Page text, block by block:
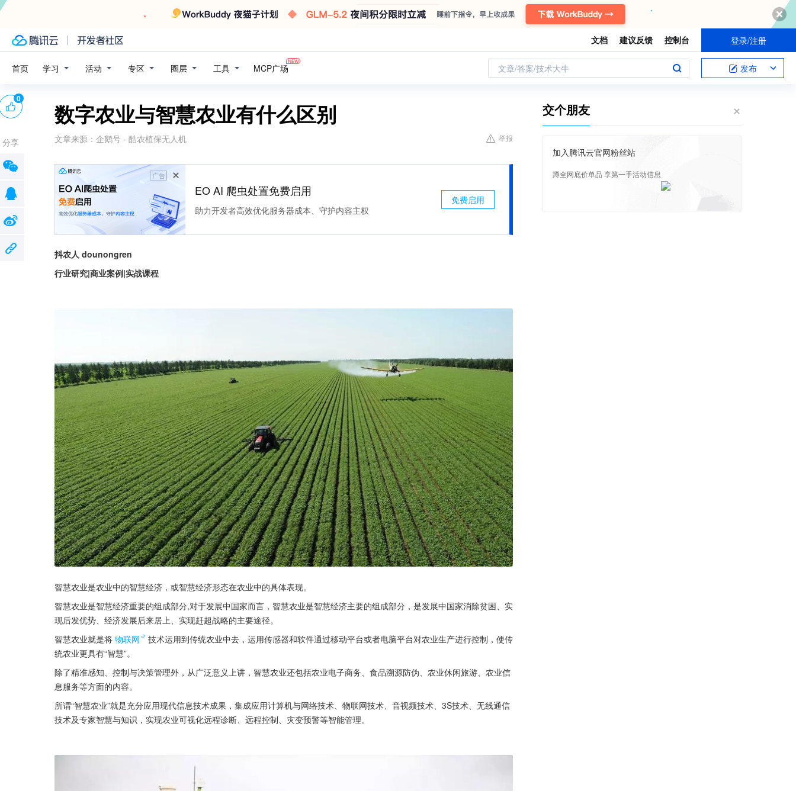
文档 建议反馈 控制台 登录/注册
首页 学习 活动 专区 圈层 工具 MCP广场 文章/答案/技术大牛 发布
数字农业与智慧农业有什么区别
文章来源： 企鹅号 - 酷农植保无人机 举报
广告
EO AI 爬虫处置免费启用
助力开发者高效优化服务器成本、守护内容主权
免费启用
抖农人 dounongren
行业研究|商业案例|实战课程
智慧农业是农业中的智慧经济，或智慧经济形态在农业中的具体表现。
智慧农业是智慧经济重要的组成部分,对于发展中国家而言，智慧农业是智慧经济主要的组成部分，是发展中国家消除贫困、实
现后发优势、经济发展后来居上、实现赶超战略的主要途径。
智慧农业就是将 物联网
技术运用到传统农业中去，运用传感器和软件通过移动平台或者电脑平台对农业生产进行控制，使传
统农业更具有“智慧”。
除了精准感知、控制与决策管理外，从广泛意义上讲，智慧农业还包括农业电子商务、食品溯源防伪、农业休闲旅游、农业信
息服务等方面的内容。
所谓“智慧农业”就是充分应用现代信息技术成果，集成应用计算机与网络技术、物联网技术、音视频技术、3S技术、无线通信
技术及专家智慧与知识，实现农业可视化远程诊断、远程控制、灾变预警等智能管理。
0
分享
交个朋友
加入腾讯云官网粉丝站
蹲全网底价单品 享第一手活动信息